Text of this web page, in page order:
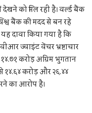
को मिल रही है। वर्ल्ड बैंक
बैंक की मदद से बन रहे
यह दावा किया गया है कि
ज्वाइंट वेंचर भ्रष्टाचार
करोड़ अग्रिम भुगतान
१४.६४ करोड़ और २६.४४
का आरोप है।